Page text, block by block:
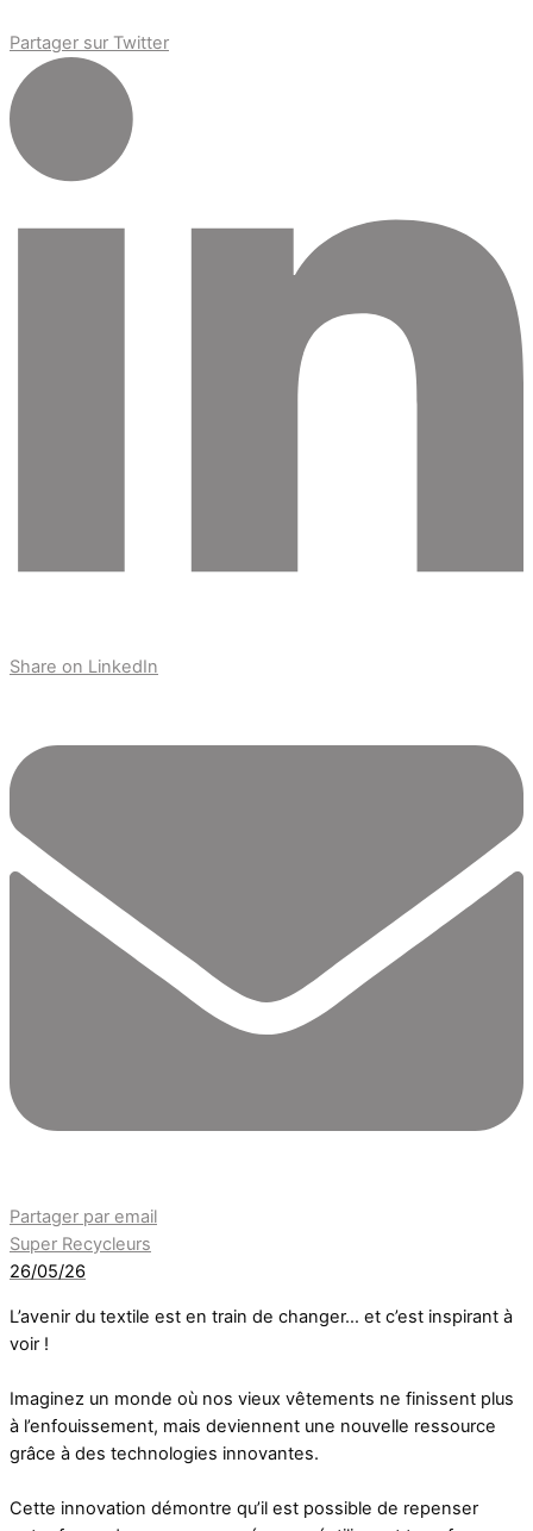
Partager sur Twitter
Share on LinkedIn
Partager par email
Super Recycleurs
26/05/26
L’avenir du textile est en train de changer… et c’est inspirant à
voir !
Imaginez un monde où nos vieux vêtements ne finissent plus
à l’enfouissement, mais deviennent une nouvelle ressource
grâce à des technologies innovantes.
Cette innovation démontre qu’il est possible de repenser